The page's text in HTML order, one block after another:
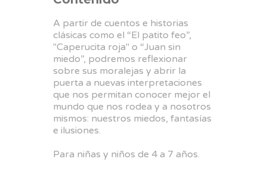
A partir de cuentos e historias
clásicas como el “El patito feo”,
"Caperucita roja" o “Juan sin
miedo”, podremos reflexionar
sobre sus moralejas y abrir la
puerta a nuevas interpretaciones
que nos permitan conocer mejor el
mundo que nos rodea y a nosotros
mismos: nuestros miedos, fantasías
e ilusiones.
Para niñas y niños de 4 a 7 años.